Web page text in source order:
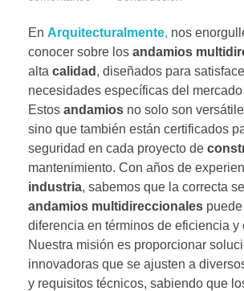
En Arquitecturalmente, nos
conocer sobre los andamios
alta calidad , diseñados para
necesidades específicas del mercado
Estos andamios no solo son
sino que también están certificados
seguridad en cada proyecto de
mantenimiento. Con años de
industria, sabemos que la correcta
andamios multidireccionales
diferencia en términos de eficiencia y
Nuestra misión es proporcionar
innovadoras que se ajusten a
y requisitos técnicos, sabiendo que